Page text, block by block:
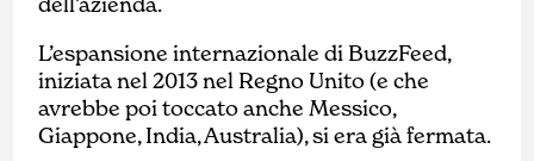
L’espansione internazionale di BuzzFeed,
iniziata nel 2013 nel Regno Unito (e che
avrebbe poi toccato anche Messico,
Giappone, India, Australia), si era già fermata.